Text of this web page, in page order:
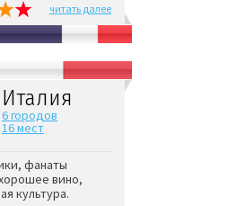
читать далее
Италия
6 городов
16 мест
фанаты
вино,
культура.